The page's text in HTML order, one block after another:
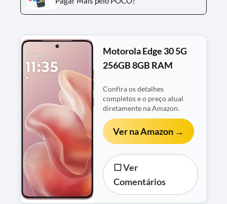
Motorola Edge 30 5G
256GB 8GB RAM
Confira os detalhes
completos e o preço atual
diretamente na Amazon.
Ver na Amazon →
☐ Ver
Comentários